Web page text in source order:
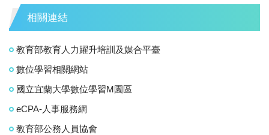
相關連結
教育部教育人力躍升培訓及媒合平臺
數位學習相關網站
國立宜蘭大學數位學習M園區
eCPA-人事服務網
教育部公務人員協會